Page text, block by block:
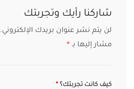
شاركنا رأيك وتجربتك
لن يتم نشر عنوان بريدك الإلكتروني.
مشار إليها بـ *
كيف كانت تجربتك؟